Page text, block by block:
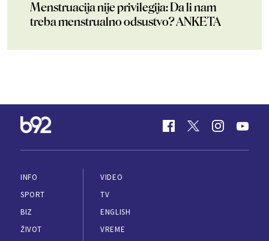
Menstruacija nije privilegija: Da li nam
treba menstrualno odsustvo? ANKETA
INFO
SPORT
BIZ
ŽIVOT
VIDEO
TV
ENGLISH
VREME